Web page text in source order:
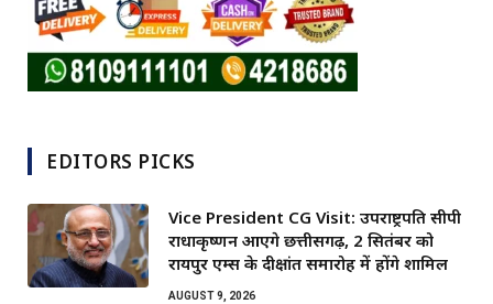
EDITORS PICKS
Vice President CG Visit: उपराष्ट्रपति सीपी
राधाकृष्णन आएंगे छत्तीसगढ़, 2 सितंबर को
रायपुर एम्स के दीक्षांत समारोह में होंगे शामिल
AUGUST 9, 2026